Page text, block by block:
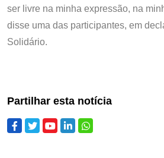
ser livre na minha expressão, na
disse uma das participantes, em
Solidário.
Partilhar esta notícia